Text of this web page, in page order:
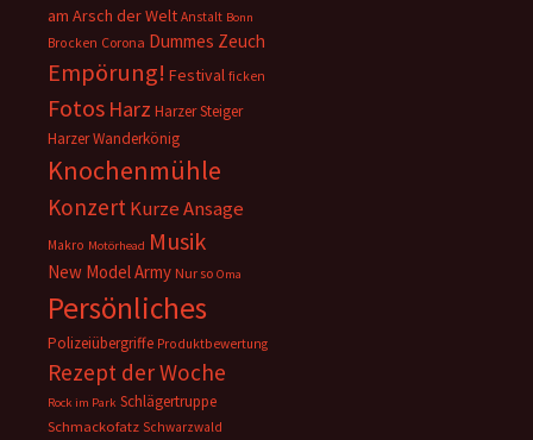
am Arsch der Welt Anstalt Bonn
Brocken Corona Dummes Zeuch
Empörung! Festival ficken
Fotos Harz Harzer Steiger
Harzer Wanderkönig
Knochenmühle
KonzertKurze Ansage
Makro Motörhead Musik
New Model Army Nur so Oma
Persönliches
Polizeiübergriffe Produktbewertung
Rezept der Woche
Rock im Park Schlägertruppe
Schmackofatz Schwarzwald